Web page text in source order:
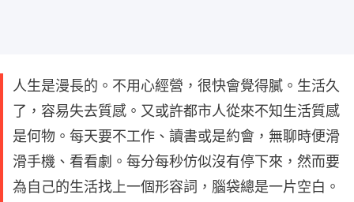
人生是漫長的。不用心經營，很快會覺得膩。生活久
了，容易失去質感。又或許都市人從來不知生活質感
是何物。每天要不工作、讀書或是約會，無聊時便滑
滑手機、看看劇。每分每秒仿似沒有停下來，然而要
為自己的生活找上一個形容詞，腦袋總是一片空白。